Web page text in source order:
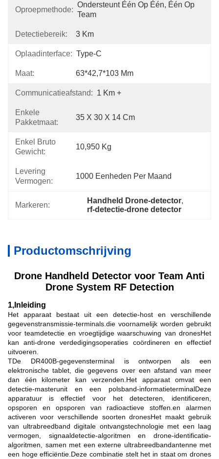
Oproepmethode:
Ondersteunt Één Op Één, Één Op
Team
Detectiebereik: 3 Km
Oplaadinterface: Type-C
Maat: 63*42,7*103 Mm
Communicatieafstand: 1 Km +
Enkele
Pakketmaat:
35 X 30 X 14 Cm
Enkel Bruto
Gewicht:
10,950 Kg
Levering
Vermogen:
1000 Eenheden Per Maand
Markeren:
Handheld Drone-detector,
rf-detectie-drone detector
Productomschrijving
Drone Handheld Detector voor Team Anti
Drone System RF Detection
1, Inleiding
Het apparaat bestaat uit een detectie-host en verschillende
gegevenstransmissie-terminals.die voornamelijk worden gebruikt
voor teamdetectie en vroegtijdige waarschuwing van dronesHet
kan anti-drone verdedigingsoperaties coördineren en effectief
uitvoeren.
TDe DR400B-gegevensterminal is ontworpen als een
elektronische tablet, die gegevens over een afstand van meer
dan één kilometer kan verzenden.Het apparaat omvat een
detectie-masterunit en een polsband-informatieterminalDeze
apparatuur is effectief voor het detecteren, identificeren,
opsporen en opsporen van radioactieve stoffen.en alarmen
activeren voor verschillende soorten dronesHet maakt gebruik
van ultrabreedband digitale ontvangstechnologie met een laag
vermogen, signaaldetectie-algoritmen en drone-identificatie-
algoritmen, samen met een externe ultrabreedbandantenne met
een hoge efficiëntie.Deze combinatie stelt het in staat om drones